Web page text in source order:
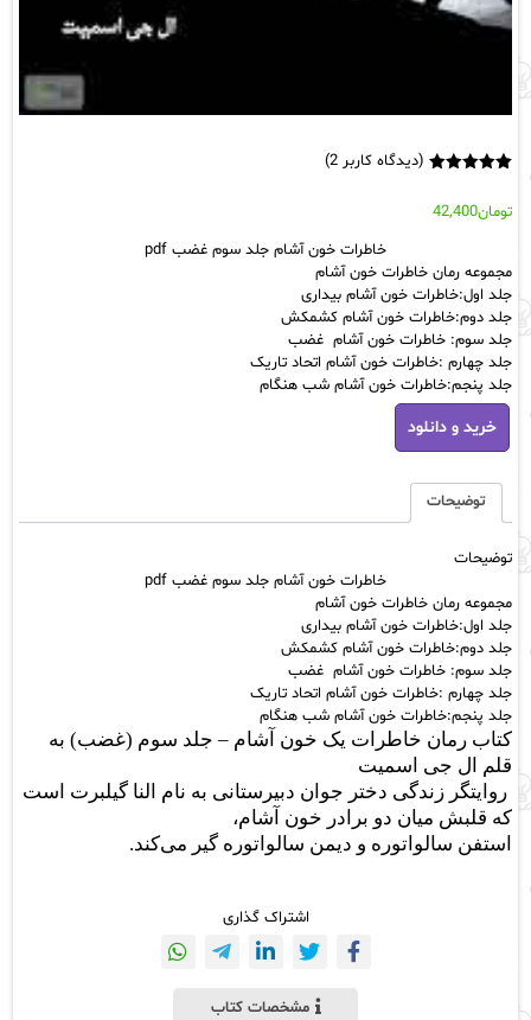
مشتری
(دیدگاه کاربر 2
)
تومان42,400
خاطرات خون آشام جلد سوم غضب pdf
مجموعه رمان خاطرات خون آشام
جلد اول:خاطرات خون آشام بیداری
جلد دوم:خاطرات خون آشام کشمکش
جلد سوم: خاطرات خون آشام غضب
جلد چهارم :خاطرات خون آشام اتحاد تاریک
جلد پنجم:خاطرات خون آشام شب هنگام
خاطرات
خون
آشام
سوم
غضب
عدد
خرید و دانلود
توضیحات
توضیحات
خاطرات خون آشام جلد سوم غضب pdf
مجموعه رمان خاطرات خون آشام
جلد اول:خاطرات خون آشام بیداری
جلد دوم:خاطرات خون آشام کشمکش
جلد سوم: خاطرات خون آشام غضب
جلد چهارم :خاطرات خون آشام اتحاد تاریک
جلد پنجم:خاطرات خون آشام شب هنگام
کتاب رمان خاطرات یک خون آشام – جلد سوم (غضب)به
قلم ال جی اسمیت
روایتگر زندگی دختر جوان دبیرستانی به نام النا گیلبرت است
که قلبش میان دو برادر خون آشام،
استفن سالواتوره و دیمن سالواتوره گیر می‌کند.
اشتراک گذاری
مشخصات کتاب